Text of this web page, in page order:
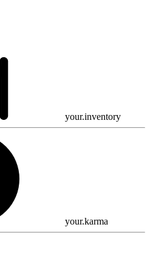
your.inventory
your.karma